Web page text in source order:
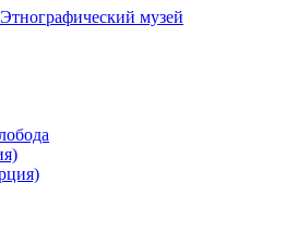
музей